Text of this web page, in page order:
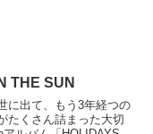
THE SUN
に出て、もう3年経つの
たくさん詰まった大切